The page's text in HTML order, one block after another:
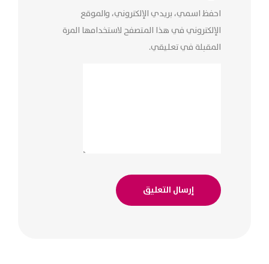
احفظ اسمي، بريدي الإلكتروني، والموقع
الإلكتروني في هذا المتصفح لاستخدامها المرة
المقبلة في تعليقي.